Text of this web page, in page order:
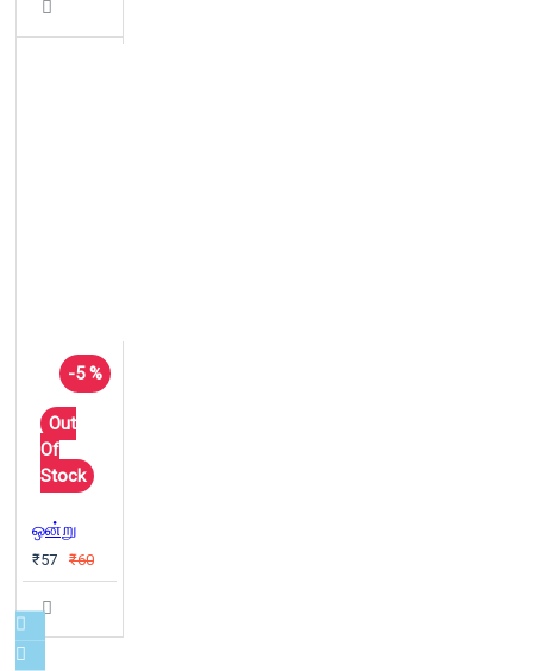
-5 %
Out
Of
Stock
ஒன்று
₹57 ₹60